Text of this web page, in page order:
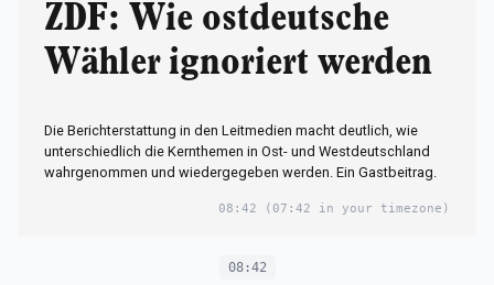
ZDF: Wie ostdeutsche
Wähler ignoriert werden
Die Berichterstattung in den Leitmedien macht deutlich, wie
unterschiedlich die Kernthemen in Ost- und Westdeutschland
wahrgenommen und wiedergegeben werden. Ein Gastbeitrag.
08:42 (07:42 in your timezone)
08:42